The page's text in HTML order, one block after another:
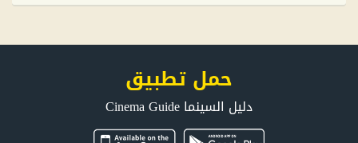
حمل تطبيق
دليل السينما Cinema Guide